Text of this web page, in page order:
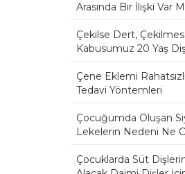
Arasında Bir İlişki Var
Çekilse Dert,
Kabusumuz 20 Yaş
Çene Eklemi
Tedavi Yöntemleri
Çocuğumda Oluşan
Lekelerin Nedeni Ne
Çocuklarda Süt